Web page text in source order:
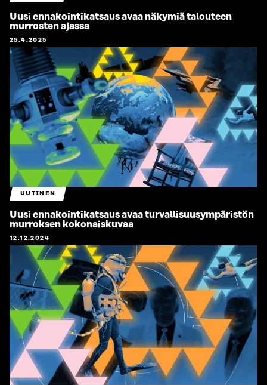
Uusi ennakointikatsaus avaa näkymiä talouteen
murrosten ajassa
25.4.2025
UUTINEN
Uusi ennakointikatsaus avaa turvallisuus­­ympäristön
murroksen kokonaiskuvaa
12.12.2024